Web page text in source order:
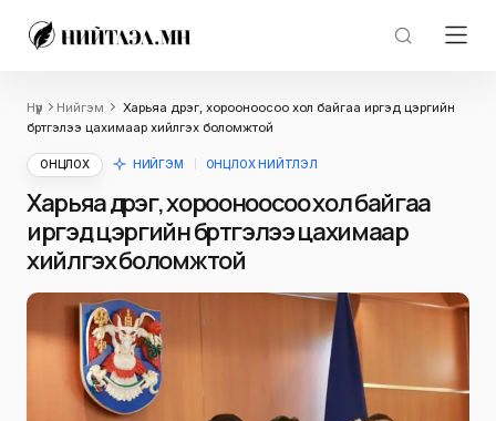
Нүүр Нийгэм
Харьяа дүүрэг, хорооноосоо хол байгаа иргэд цэргийн
бүртгэлээ цахимаар хийлгэх боломжтой
ОНЦЛОХ НИЙГЭМ ОНЦЛОХ НИЙТЛЭЛ
Харьяа дүүрэг, хорооноосоо хол байгаа
иргэд цэргийн бүртгэлээ цахимаар
хийлгэх боломжтой